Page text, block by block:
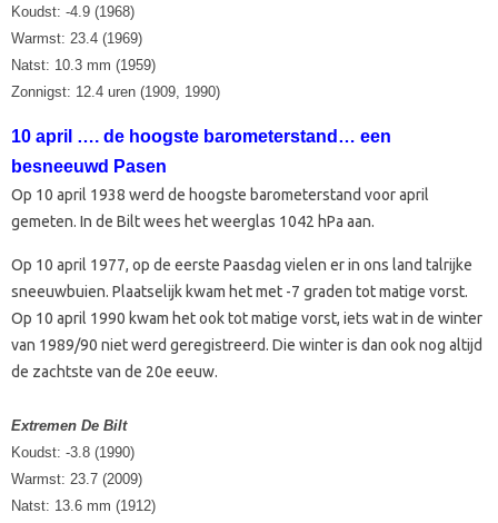
Koudst: -4.9 (1968)
Warmst: 23.4 (1969)
Natst: 10.3 mm (1959)
Zonnigst: 12.4 uren (1909, 1990)
10 april …. de hoogste barometerstand… een
besneeuwd Pasen
Op 10 april 1938 werd de hoogste barometerstand voor april
gemeten. In de Bilt wees het weerglas 1042 hPa aan.
Op 10 april 1977, op de eerste Paasdag vielen er in ons land talrijke
sneeuwbuien. Plaatselijk kwam het met -7 graden tot matige vorst.
Op 10 april 1990 kwam het ook tot matige vorst, iets wat in de winter
van 1989/90 niet werd geregistreerd. Die winter is dan ook nog altijd
de zachtste van de 20e eeuw.
Extremen De Bilt
Koudst: -3.8 (1990)
Warmst: 23.7 (2009)
Natst: 13.6 mm (1912)